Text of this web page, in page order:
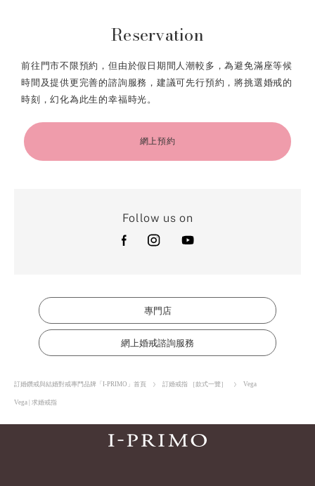
Reservation
前往門市不限預約，但由於假日期間人潮較多，為避免滿座等候
時間及提供更完善的諮詢服務，建議可先行預約，將挑選婚戒的
時刻，幻化為此生的幸福時光。
網上預約
Follow us on
專門店
網上婚戒諮詢服務
訂婚鑽戒與結婚對戒專門品牌「I-PRIMO」首頁 訂婚戒指 ［款式一覽］ Vega
Vega | 求婚戒指